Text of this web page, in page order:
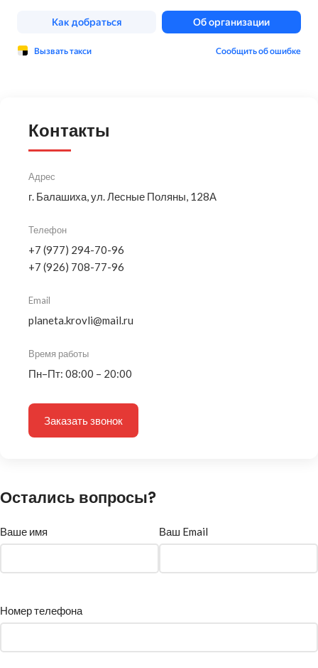
Контакты
Адрес
г. Балашиха, ул. Лесные Поляны, 128А
Телефон
+7 (977) 294-70-96
+7 (926) 708-77-96
Email
planeta.krovli@mail.ru
Время работы
Пн–Пт: 08:00 – 20:00
Заказать звонок
Остались вопросы?
Ваше имя Ваш Email
Номер телефона